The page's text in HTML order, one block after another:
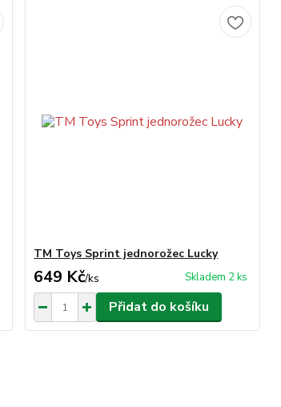
TM Toys Sprint jednorožec Lucky
649 Kč/ks Skladem 2 ks
Přidat do košíku